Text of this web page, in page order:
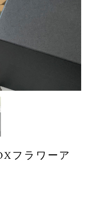
フラワーア